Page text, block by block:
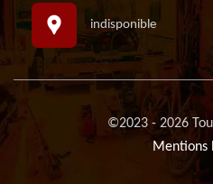
indisponible
©2023 - 2026
Mentions